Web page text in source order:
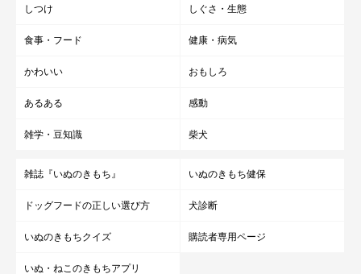
しつけ しぐさ・生態
食事・フード 健康・病気
かわいい おもしろ
あるある 感動
雑学・豆知識 柴犬
雑誌『いぬのきもち』 いぬのきもち健保
ドッグフードの正しい選び方 犬診断
いぬのきもちクイズ 購読者専用ページ
いぬ・ねこのきもちアプリ